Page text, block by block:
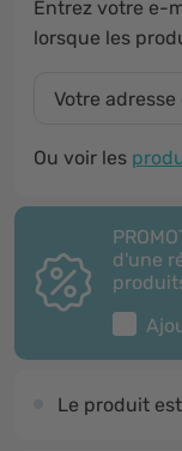
Entrez votre e-
lorsque les
Ou voir les
d'une
Le produit